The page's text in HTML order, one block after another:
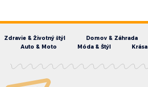
Zdravie & Životný štýl Domov & Záhrada
Auto & Moto
Móda & Štýl Krása